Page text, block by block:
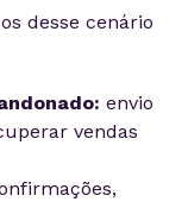
desse cenário
envio
vendas